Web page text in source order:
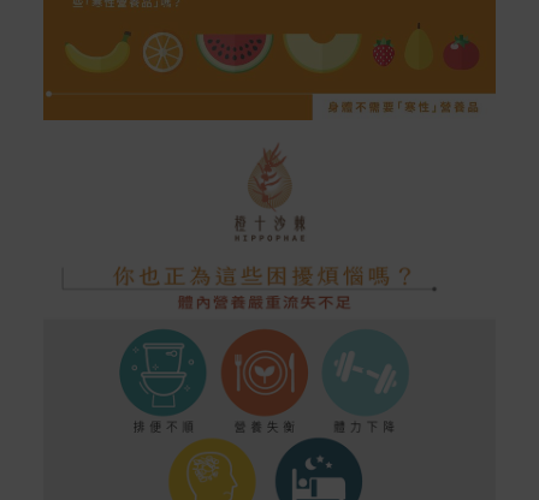
商品到貨後進行開箱前請全程錄影以確保自身權益 ! 非商
品本身瑕疵之退貨商品若有上述不完整之情況，本公司有
權向消費者收取相應的整新費用。
*遊戲光碟、軟體等影音商品屬智慧財產權之商品。依消費
者保護法第十九條第二項規定，一經拆封後恕不接受退換
如有相關退換貨服務需求，您可以透過專線或服務信箱聯
配送服務
本站商品除有特別標示收取運費之商品，其餘全館皆可免
運宅配到府。
Acer旗下品牌商品除可宅配配送全台各地外，部分商品可
以選擇配送至全台各地服務中心。
在消費者完成訂單付款後兩個工作天內會安排訂單出貨，
非Acer旗下品牌商品依配合廠商規範，可能會有無法配送